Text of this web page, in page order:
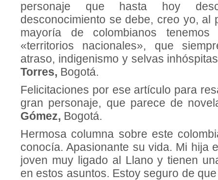
personaje que hasta hoy
desconocimiento se debe, creo yo, al
mayoría de colombianos
«territorios nacionales», que
atraso, indigenismo y selvas
Torres, Bogotá.
Felicitaciones por ese artículo para
gran personaje, que parece de
Gómez, Bogotá.
Hermosa columna sobre este
conocía. Apasionante su vida. Mi hija
joven muy ligado al Llano y tienen
en estos asuntos. Estoy seguro de